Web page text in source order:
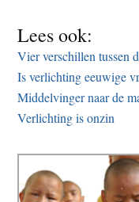
Lees ook:
Vier verschillen tussen
Is verlichting eeuwige
Middelvinger naar de
Verlichting is onzin